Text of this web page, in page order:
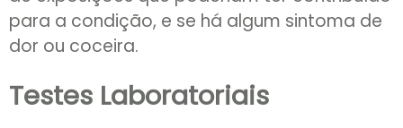
para a condição, e se há algum sintoma de
dor ou coceira.
Testes Laboratoriais